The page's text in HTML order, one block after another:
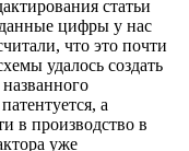
статьи
цифры у нас
что это почти
удалось создать
а
в производство в
уже